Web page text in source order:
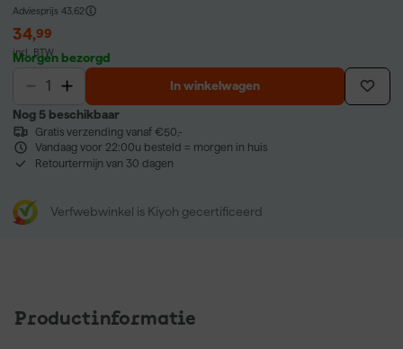
Adviesprijs 43,62
34,99
incl. BTW
Morgen bezorgd
In winkelwagen
Nog 5 beschikbaar
Gratis verzending vanaf €50,-
Vandaag voor 22:00u besteld = morgen in huis
Retourtermijn van 30 dagen
Verfwebwinkel is Kiyoh gecertificeerd
Productinformatie